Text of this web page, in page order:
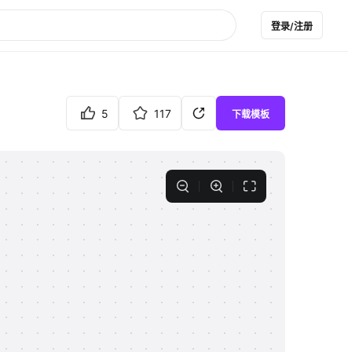
登录/注册
5 117 下载模板